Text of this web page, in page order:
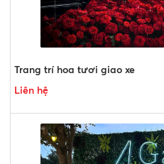
Trang trí hoa tươi giao xe
Liên hệ